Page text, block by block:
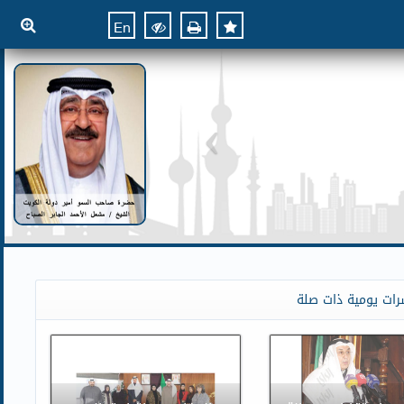
En
يومية ذات صلة